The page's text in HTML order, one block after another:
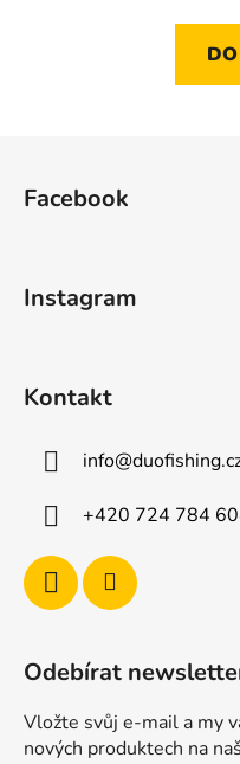
Facebook
Instagram
Kontakt
info@
+420 724 784
Odebírat
Vložte svůj e-mail a my
nových produktech na